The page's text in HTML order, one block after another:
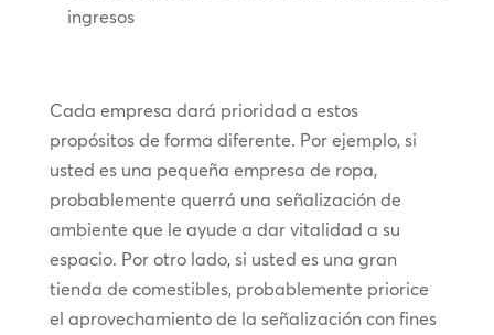
ingresos
Cada empresa dará prioridad a estos
propósitos de forma diferente. Por ejemplo, si
usted es una pequeña empresa de ropa,
probablemente querrá una señalización de
ambiente que le ayude a dar vitalidad a su
espacio. Por otro lado, si usted es una gran
tienda de comestibles, probablemente priorice
el aprovechamiento de la señalización con fines